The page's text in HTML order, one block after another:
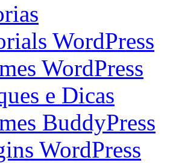
WordPress
WordPress
e Dicas
BuddyPress
WordPress